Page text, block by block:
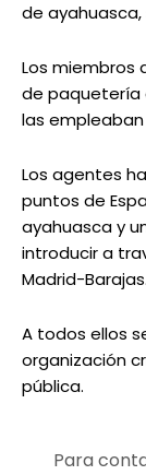
de
Los miembros
de paquetería
las
Los agentes
puntos de
ayahuasca y
introducir a
Madrid-Barajas.
A todos ellos
organización
pública.
Para